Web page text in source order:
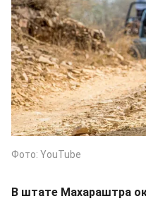
Фото: YouTube
В штате Махараштра